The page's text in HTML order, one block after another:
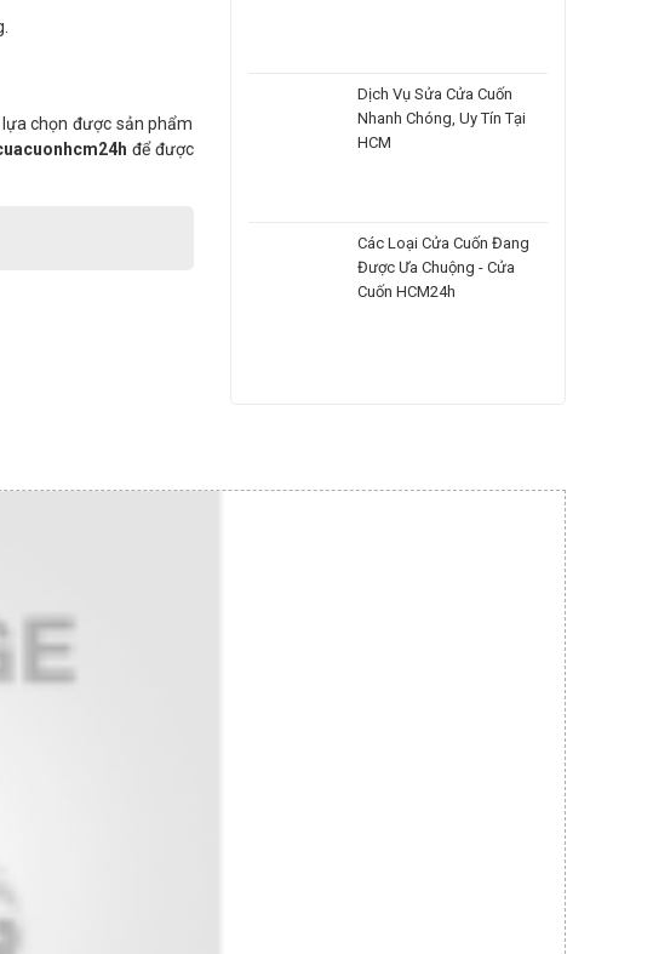
chọn được sản phẩm
để được
Dịch Vụ Sửa Cửa Cuốn
Nhanh Chóng, Uy Tín Tại
HCM
Các Loại Cửa Cuốn Đang
Được Ưa Chuộng - Cửa
Cuốn HCM24h